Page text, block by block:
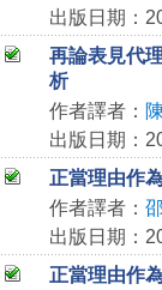
出版日期：
再論表見代
析
作者譯者：
出版日期：
正當理由作
作者譯者：
出版日期：
正當理由作